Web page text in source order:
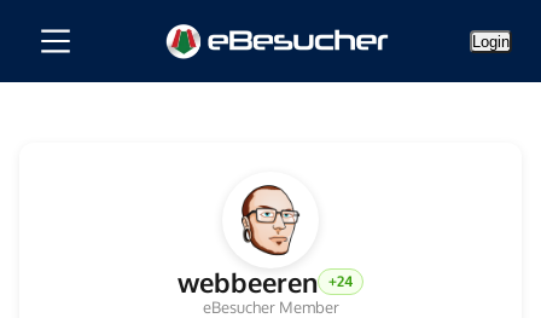
Login
webbeeren +24
eBesucher Member